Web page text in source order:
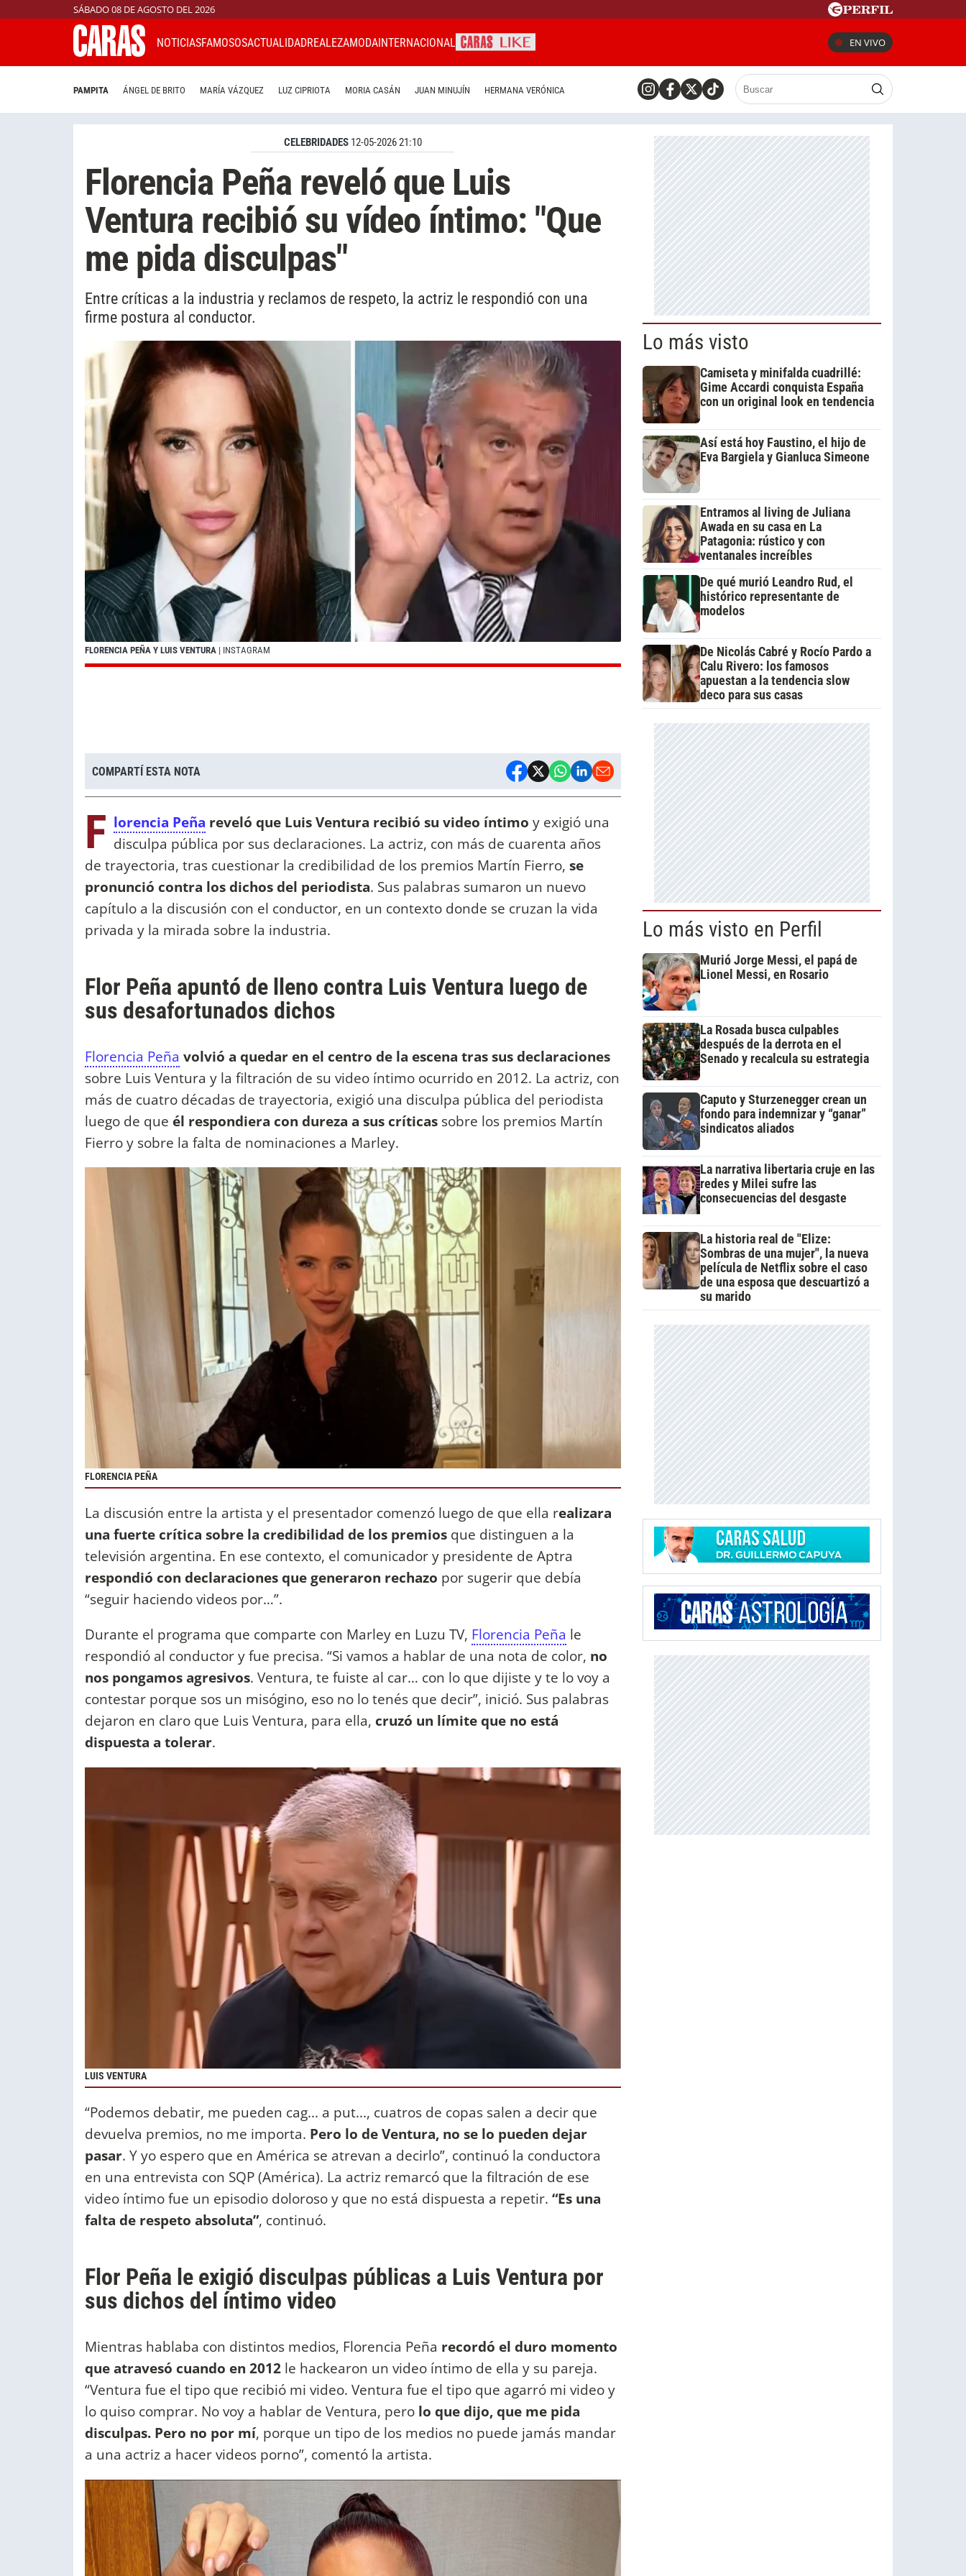
SÁBADO 08 DE AGOSTO DEL 2026
NOTICIASFAMOSOSACTUALIDADREALEZAMODAINTERNACIONAL EN VIVO
PAMPITA ÁNGEL DE BRITO MARÍA VÁZQUEZ LUZ CIPRIOTA MORIA CASÁN JUAN MINUJÍN HERMANA VERÓNICA
CELEBRIDADES 12-05-2026 21:10
Florencia Peña reveló que Luis
Ventura recibió su vídeo íntimo: "Que
me pida disculpas"
Entre críticas a la industria y reclamos de respeto, la actriz le respondió con una
firme postura al conductor.
FLORENCIA PEÑA Y LUIS VENTURA | INSTAGRAM
COMPARTÍ ESTA NOTA
F lorencia Peña reveló que Luis Ventura recibió su video íntimo y exigió una
disculpa pública por sus declaraciones. La actriz, con más de cuarenta años
de trayectoria, tras cuestionar la credibilidad de los premios Martín Fierro, se
pronunció contra los dichos del periodista. Sus palabras sumaron un nuevo
capítulo a la discusión con el conductor, en un contexto donde se cruzan la vida
privada y la mirada sobre la industria.
Flor Peña apuntó de lleno contra Luis Ventura luego de
sus desafortunados dichos
Florencia Peña volvió a quedar en el centro de la escena tras sus declaraciones
sobre Luis Ventura y la filtración de su video íntimo ocurrido en 2012. La actriz, con
más de cuatro décadas de trayectoria, exigió una disculpa pública del periodista
luego de que él respondiera con dureza a sus críticas sobre los premios Martín
Fierro y sobre la falta de nominaciones a Marley.
FLORENCIA PEÑA
La discusión entre la artista y el presentador comenzó luego de que ella realizara
una fuerte crítica sobre la credibilidad de los premios que distinguen a la
televisión argentina. En ese contexto, el comunicador y presidente de Aptra
respondió con declaraciones que generaron rechazo por sugerir que debía
“seguir haciendo videos por…”.
Durante el programa que comparte con Marley en Luzu TV, Florencia Peña le
respondió al conductor y fue precisa. “Si vamos a hablar de una nota de color, no
nos pongamos agresivos. Ventura, te fuiste al car… con lo que dijiste y te lo voy a
contestar porque sos un misógino, eso no lo tenés que decir”, inició. Sus palabras
dejaron en claro que Luis Ventura, para ella, cruzó un límite que no está
dispuesta a tolerar.
LUIS VENTURA
“Podemos debatir, me pueden cag... a put..., cuatros de copas salen a decir que
devuelva premios, no me importa. Pero lo de Ventura, no se lo pueden dejar
pasar. Y yo espero que en América se atrevan a decirlo”, continuó la conductora
en una entrevista con SQP (América). La actriz remarcó que la filtración de ese
video íntimo fue un episodio doloroso y que no está dispuesta a repetir. “Es una
falta de respeto absoluta”, continuó.
Flor Peña le exigió disculpas públicas a Luis Ventura por
sus dichos del íntimo video
Mientras hablaba con distintos medios, Florencia Peña recordó el duro momento
que atravesó cuando en 2012 le hackearon un video íntimo de ella y su pareja.
“Ventura fue el tipo que recibió mi video. Ventura fue el tipo que agarró mi video y
lo quiso comprar. No voy a hablar de Ventura, pero lo que dijo, que me pida
disculpas. Pero no por mí, porque un tipo de los medios no puede jamás mandar
a una actriz a hacer videos porno”, comentó la artista.
Lo más visto
Camiseta y minifalda cuadrillé:
Gime Accardi conquista España
con un original look en tendencia
Así está hoy Faustino, el hijo de
Eva Bargiela y Gianluca Simeone
Entramos al living de Juliana
Awada en su casa en La
Patagonia: rústico y con
ventanales increíbles
De qué murió Leandro Rud, el
histórico representante de
modelos
De Nicolás Cabré y Rocío Pardo a
Calu Rivero: los famosos
apuestan a la tendencia slow
deco para sus casas
Lo más visto en Perfil
Murió Jorge Messi, el papá de
Lionel Messi, en Rosario
La Rosada busca culpables
después de la derrota en el
Senado y recalcula su estrategia
Caputo y Sturzenegger crean un
fondo para indemnizar y “ganar”
sindicatos aliados
La narrativa libertaria cruje en las
redes y Milei sufre las
consecuencias del desgaste
La historia real de "Elize:
Sombras de una mujer", la nueva
película de Netflix sobre el caso
de una esposa que descuartizó a
su marido